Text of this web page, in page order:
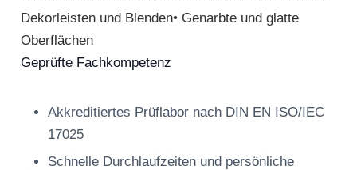
Dekorleisten und Blenden• Genarbte und glatte
Oberflächen
Geprüfte Fachkompetenz
Akkreditiertes Prüflabor nach DIN EN ISO/IEC
17025
Schnelle Durchlaufzeiten und persönliche